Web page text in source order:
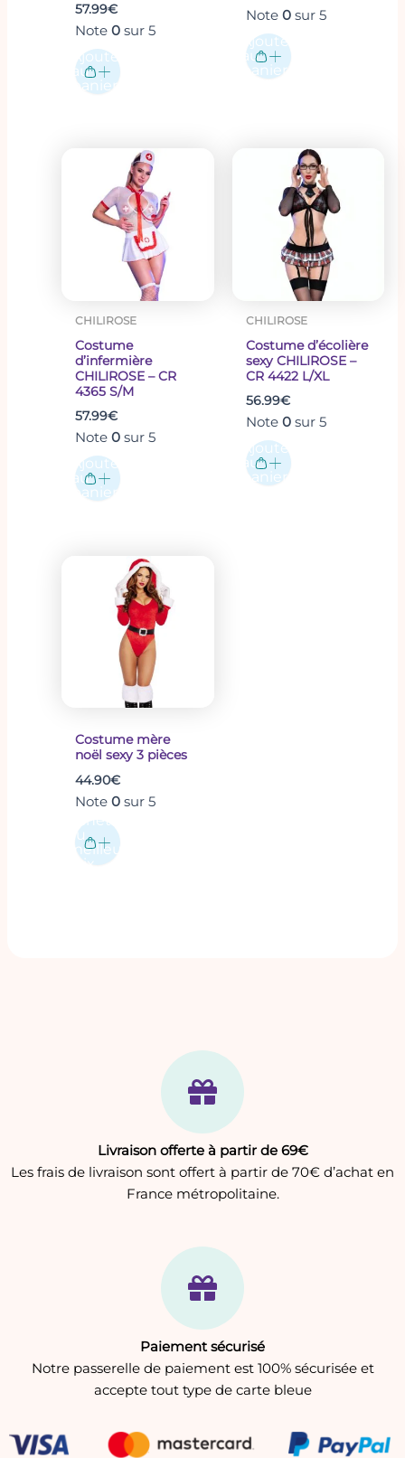
Hanche
101-
106-
57.99€
Note0 sur 5
Ajouter
au
panier
Note 0sur 5
Ajouter
au
panier
CHILIROSE
Costume
d’infermière
CHILIROSE – CR
4365 S/M
57.99€
Note0 sur 5
Ajouter
au
panier
CHILIROSE
Costume d’écolière
sexy CHILIROSE –
CR 4422 L/XL
56.99€
Note 0sur 5
Ajouter
au
panier
Costume mère
noël sexy 3 pièces
44.90€
Note0 sur 5
Acheter
au
meilleur
prix
produit
plusieurs
variations.
options
être
choisies
sur
la
page
du
produit
Livraison offerte à partir de 69€
Les frais de livraison sont offert à partir de 70€ d’achat en
France métropolitaine.
Paiement sécurisé
Notre passerelle de paiement est 100% sécurisée et
accepte tout type de carte bleue